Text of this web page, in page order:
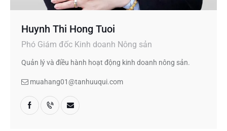
Huynh Thi Hong Tuoi
Phó Giám đốc Kinh doanh Nông sản
Quản lý và điều hành hoạt động kinh doanh nông sản.
muahang01@tanhuuqui.com